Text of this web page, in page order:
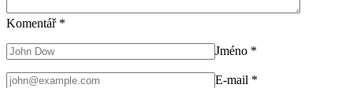
Komentář *
Jméno *
E-mail *